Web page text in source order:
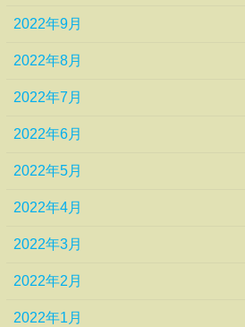
2022年9月
2022年8月
2022年7月
2022年6月
2022年5月
2022年4月
2022年3月
2022年2月
2022年1月